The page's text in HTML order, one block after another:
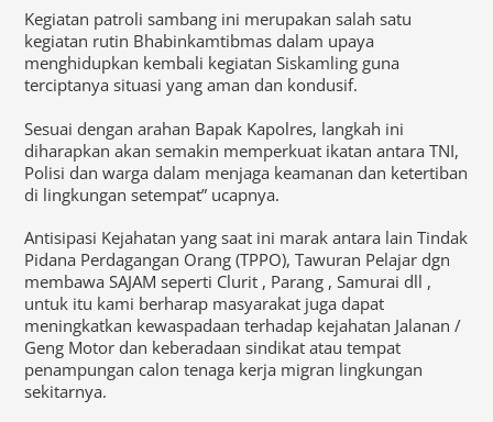
Kegiatan patroli sambang ini merupakan salah satu
kegiatan rutin Bhabinkamtibmas dalam upaya
menghidupkan kembali kegiatan Siskamling guna
terciptanya situasi yang aman dan kondusif.
Sesuai dengan arahan Bapak Kapolres, langkah ini
diharapkan akan semakin memperkuat ikatan antara TNI,
Polisi dan warga dalam menjaga keamanan dan ketertiban
di lingkungan setempat” ucapnya.
Antisipasi Kejahatan yang saat ini marak antara lain Tindak
Pidana Perdagangan Orang (TPPO), Tawuran Pelajar dgn
membawa SAJAM seperti Clurit , Parang , Samurai dll ,
untuk itu kami berharap masyarakat juga dapat
meningkatkan kewaspadaan terhadap kejahatan Jalanan /
Geng Motor dan keberadaan sindikat atau tempat
penampungan calon tenaga kerja migran lingkungan
sekitarnya.